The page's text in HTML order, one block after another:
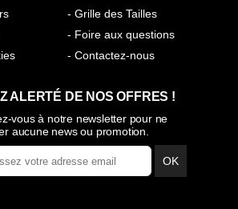
- Grille des Tailles
- Foire aux questions
- Contactez-nous
ALERTÉ DE NOS OFFRES !
vous à notre newsletter pour ne
aucune news ou promotion.
OK